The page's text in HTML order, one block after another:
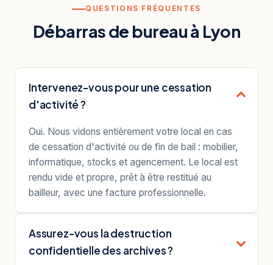
QUESTIONS FRÉQUENTES
Débarras de bureau à Lyon
Intervenez-vous pour une cessation
d'activité ?
Oui. Nous vidons entièrement votre local en cas
de cessation d'activité ou de fin de bail : mobilier,
informatique, stocks et agencement. Le local est
rendu vide et propre, prêt à être restitué au
bailleur, avec une facture professionnelle.
Assurez-vous la destruction
confidentielle des archives ?